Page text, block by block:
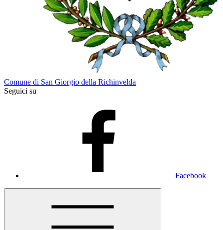
Comune di San Giorgio della Richinvelda
Seguici su
Facebook